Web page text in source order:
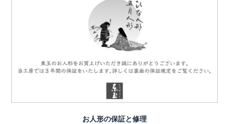
お人形の保証と修理